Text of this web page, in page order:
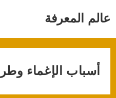
عالم المعرفة
أسباب الإغماء